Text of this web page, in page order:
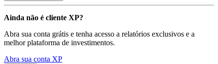
Ainda não é cliente XP?
Abra sua conta grátis e tenha acesso a relatórios exclusivos e a
melhor plataforma de investimentos.
Abra sua conta XP